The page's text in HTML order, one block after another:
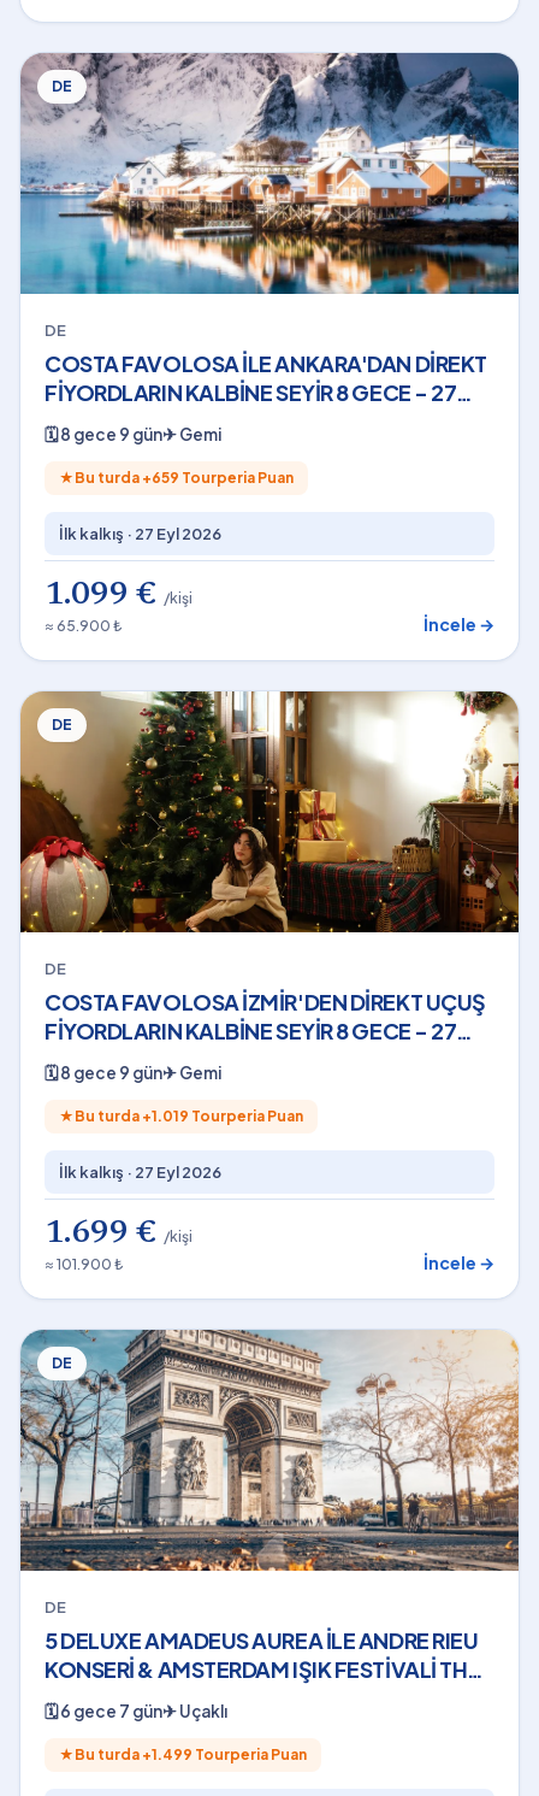
DE
DE
COSTA FAVOLOSA İLE ANKARA'DAN DİREKT
FİYORDLARIN KALBİNE SEYİR 8 GECE - 27
Eylül 2026
🗓8 gece 9 gün✈Gemi
★ Bu turda +659 Tourperia Puan
İlk kalkış · 27 Eyl 2026
1.099 € /kişi
≈ 65.900 ₺
İncele →
DE
DE
COSTA FAVOLOSA İZMİR'DEN DİREKT UÇUŞ
FİYORDLARIN KALBİNE SEYİR 8 GECE - 27
Eylül 2026
🗓8 gece 9 gün✈Gemi
★ Bu turda +1.019 Tourperia Puan
İlk kalkış · 27 Eyl 2026
1.699 € /kişi
≈ 101.900 ₺
İncele →
DE
DE
5 DELUXE AMADEUS AUREA İLE ANDRE RIEU
KONSERİ & AMSTERDAM IŞIK FESTİVALİ THY
- 04 OCAK2027
🗓6 gece 7 gün✈Uçaklı
★ Bu turda +1.499 Tourperia Puan